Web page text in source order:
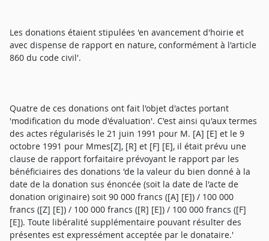
Les donations étaient stipulées 'en avancement d'hoirie et
avec dispense de rapport en nature, conformément à l'article
860 du code civil'.
Quatre de ces donations ont fait l'objet d'actes portant
'modification du mode d'évaluation'. C'est ainsi qu'aux termes
des actes régularisés le 21 juin 1991 pour M. [A] [E] et le 9
octobre 1991 pour Mmes[Z], [R] et [F] [E], il était prévu une
clause de rapport forfaitaire prévoyant le rapport par les
bénéficiaires des donations 'de la valeur du bien donné à la
date de la donation sus énoncée (soit la date de l'acte de
donation originaire) soit 90 000 francs ([A] [E]) / 100 000
francs ([Z] [E]) / 100 000 francs ([R] [E]) / 100 000 francs ([F]
[E]). Toute libéralité supplémentaire pouvant résulter des
présentes est expressément acceptée par le donataire.'